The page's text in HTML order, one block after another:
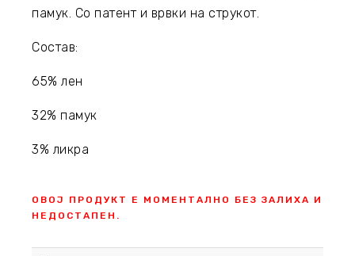
памук. Со патент и врвки на струкот.
Состав:
65% лен
32% памук
3% ликра
ОВОЈ ПРОДУКТ Е МОМЕНТАЛНО БЕЗ ЗАЛИХА И
НЕДОСТАПЕН.